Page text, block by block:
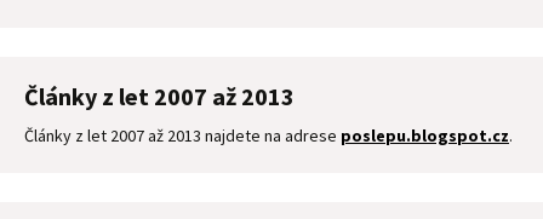
Články z let 2007 až 2013
Články z let 2007 až 2013 najdete na adrese poslepu.blogspot.cz.